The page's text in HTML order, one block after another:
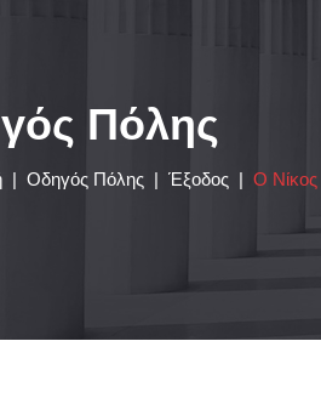
Πόλης
Οδηγός Πόλης Έξοδος Ο